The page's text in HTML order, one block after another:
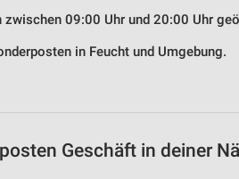
zwischen 09:00 Uhr und 20:00 Uhr
in Feucht und Umgebung.
Geschäft in deiner